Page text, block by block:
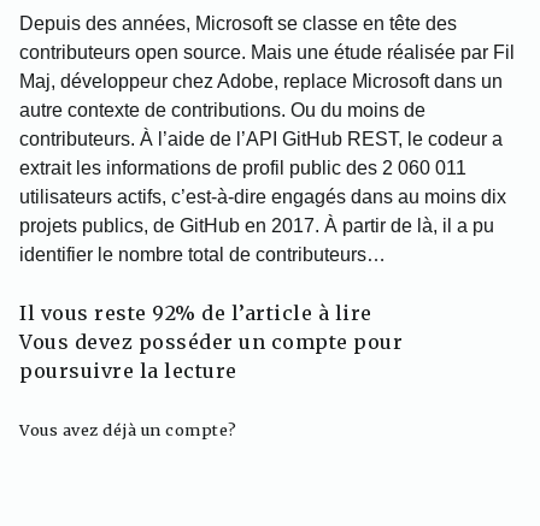
Depuis des années, Microsoft se classe en tête des
contributeurs open source. Mais une étude réalisée par Fil
Maj, développeur chez Adobe, replace Microsoft dans un
autre contexte de contributions. Ou du moins de
contributeurs. À l’aide de l’API GitHub REST, le codeur a
extrait les informations de profil public des 2 060 011
utilisateurs actifs, c’est-à-dire engagés dans au moins dix
projets publics, de GitHub en 2017. À partir de là, il a pu
identifier le nombre total de contributeurs…
Il vous reste 92% de l’article à lire
Vous devez posséder un compte pour
poursuivre la lecture
Vous avez déjà un compte?